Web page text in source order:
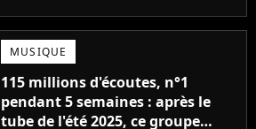
MUSIQUE
115 millions d'écoutes, n°1
pendant 5 semaines : après le
tube de l'été 2025, ce groupe